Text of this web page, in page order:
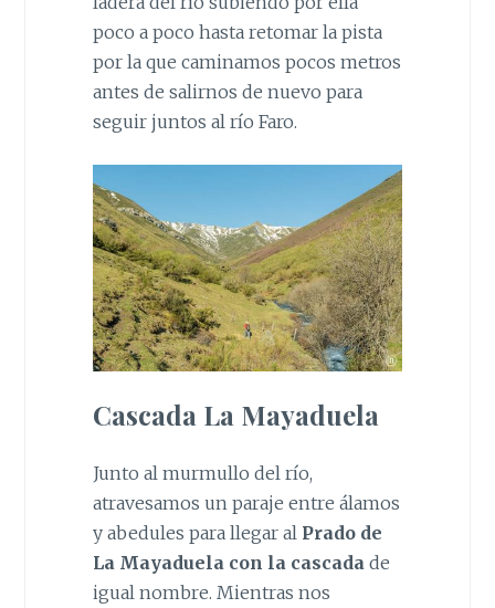
poco a poco hasta retomar la pista
por la que caminamos pocos metros
antes de salirnos de nuevo para
seguir juntos al río Faro.
Cascada La Mayaduela
Junto al murmullo del río,
atravesamos un paraje entre álamos
y abedules para llegar al Prado de
La Mayaduela con la cascadade
igual nombre. Mientras nos